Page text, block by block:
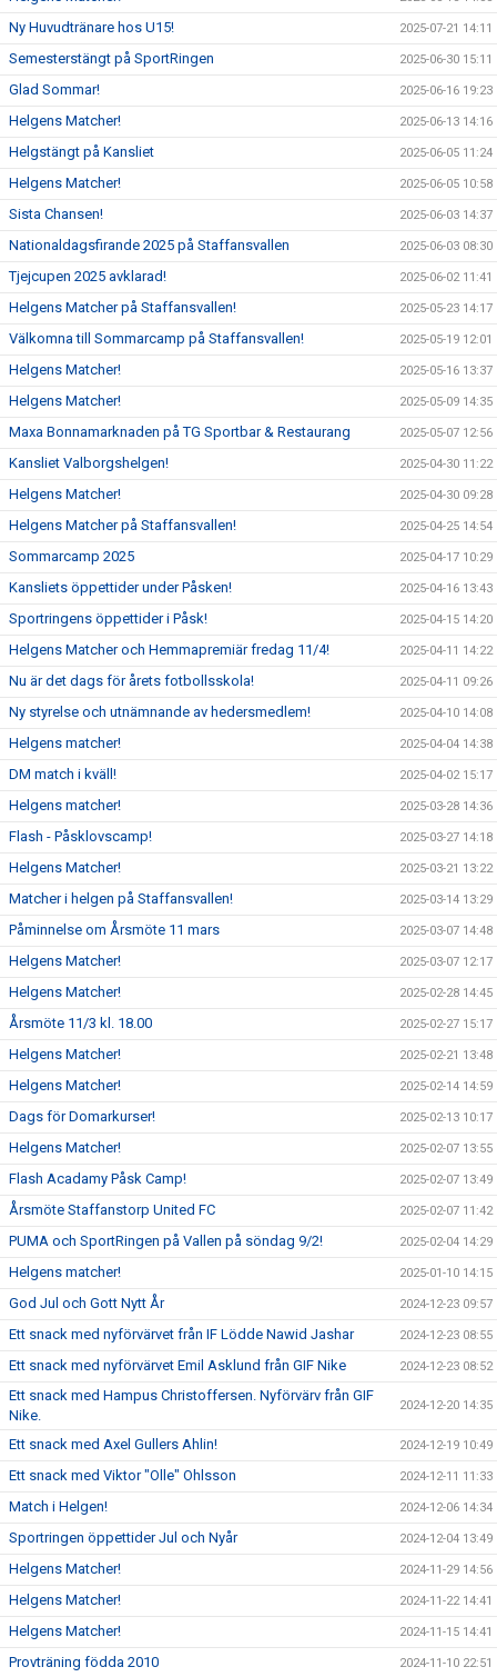
Ny Huvudtränare hos U15! 2025-07-21 14:11
Semesterstängt på SportRingen 2025-06-30 15:11
Glad Sommar! 2025-06-16 19:23
Helgens Matcher! 2025-06-13 14:16
Helgstängt på Kansliet 2025-06-05 11:24
Helgens Matcher! 2025-06-05 10:58
Sista Chansen! 2025-06-03 14:37
Nationaldagsfirande 2025 på Staffansvallen 2025-06-03 08:30
Tjejcupen 2025 avklarad! 2025-06-02 11:41
Helgens Matcher på Staffansvallen! 2025-05-23 14:17
Välkomna till Sommarcamp på Staffansvallen! 2025-05-19 12:01
Helgens Matcher! 2025-05-16 13:37
Helgens Matcher! 2025-05-09 14:35
Maxa Bonnamarknaden på TG Sportbar & Restaurang 2025-05-07 12:56
Kansliet Valborgshelgen! 2025-04-30 11:22
Helgens Matcher! 2025-04-30 09:28
Helgens Matcher på Staffansvallen! 2025-04-25 14:54
Sommarcamp 2025 2025-04-17 10:29
Kansliets öppettider under Påsken! 2025-04-16 13:43
Sportringens öppettider i Påsk! 2025-04-15 14:20
Helgens Matcher och Hemmapremiär fredag 11/4! 2025-04-11 14:22
Nu är det dags för årets fotbollsskola! 2025-04-11 09:26
Ny styrelse och utnämnande av hedersmedlem! 2025-04-10 14:08
Helgens matcher! 2025-04-04 14:38
DM match i kväll! 2025-04-02 15:17
Helgens matcher! 2025-03-28 14:36
Flash - Påsklovscamp! 2025-03-27 14:18
Helgens Matcher! 2025-03-21 13:22
Matcher i helgen på Staffansvallen! 2025-03-14 13:29
Påminnelse om Årsmöte 11 mars 2025-03-07 14:48
Helgens Matcher! 2025-03-07 12:17
Helgens Matcher! 2025-02-28 14:45
Årsmöte 11/3 kl. 18.00 2025-02-27 15:17
Helgens Matcher! 2025-02-21 13:48
Helgens Matcher! 2025-02-14 14:59
Dags för Domarkurser! 2025-02-13 10:17
Helgens Matcher! 2025-02-07 13:55
Flash Acadamy Påsk Camp! 2025-02-07 13:49
Årsmöte Staffanstorp United FC 2025-02-07 11:42
PUMA och SportRingen på Vallen på söndag 9/2! 2025-02-04 14:29
Helgens matcher! 2025-01-10 14:15
God Jul och Gott Nytt År 2024-12-23 09:57
Ett snack med nyförvärvet från IF Lödde Nawid Jashar 2024-12-23 08:55
Ett snack med nyförvärvet Emil Asklund från GIF Nike 2024-12-23 08:52
Ett snack med Hampus Christoffersen. Nyförvärv från GIF
Nike.
2024-12-20 14:35
Ett snack med Axel Gullers Ahlin! 2024-12-19 10:49
Ett snack med Viktor "Olle" Ohlsson 2024-12-11 11:33
Match i Helgen! 2024-12-06 14:34
Sportringen öppettider Jul och Nyår 2024-12-04 13:49
Helgens Matcher! 2024-11-29 14:56
Helgens Matcher! 2024-11-22 14:41
Helgens Matcher! 2024-11-15 14:41
Provträning födda 2010 2024-11-10 22:51